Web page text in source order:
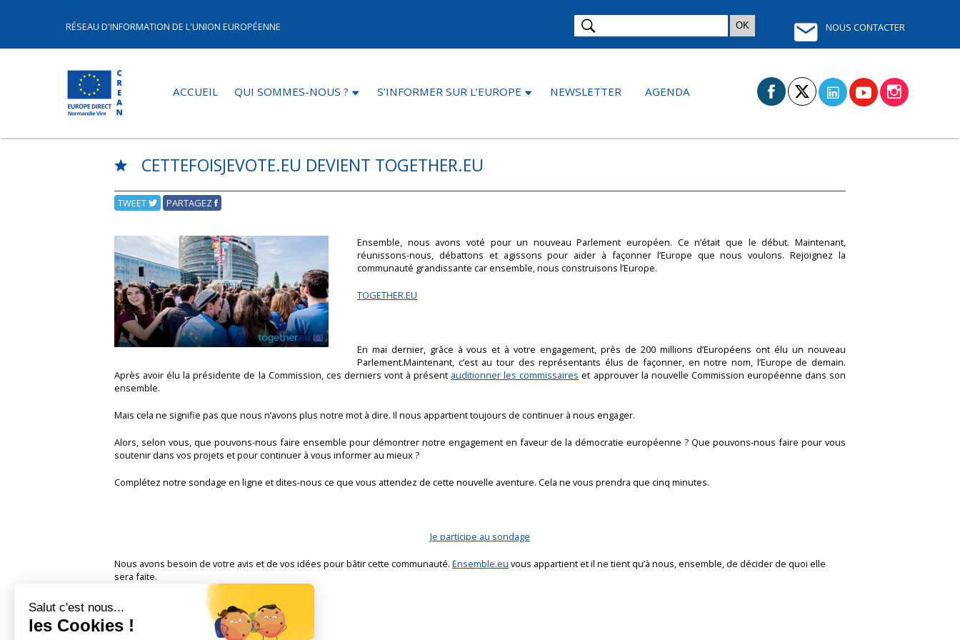
RÉSEAU D'INFORMATION DE L'UNION EUROPÉENNE NOUS CONTACTER
ACCUEIL QUI SOMMES-NOUS ? S’INFORMER SUR L’EUROPE NEWSLETTER AGENDA
CETTEFOISJEVOTE.EU DEVIENT TOGETHER.EU
TWEET PARTAGEZ
Ensemble, nous avons voté pour un nouveau Parlement européen. Ce n’était que le début. Maintenant,
réunissons-nous, débattons et agissons pour aider à façonner l’Europe que nous voulons. Rejoignez la
communauté grandissante car ensemble, nous construisons l’Europe.
TOGETHER.EU
En mai dernier, grâce à vous et à votre engagement, près de 200 millions d’Européens ont élu un nouveau
Parlement.Maintenant, c’est au tour des représentants élus de façonner, en notre nom, l’Europe de demain.
Après avoir élu la présidente de la Commission, ces derniers vont à présent auditionner les commissaires et approuver la nouvelle Commission européenne dans son
ensemble.
Mais cela ne signifie pas que nous n’avons plus notre mot à dire. Il nous appartient toujours de continuer à nous engager.
Alors, selon vous, que pouvons-nous faire ensemble pour démontrer notre engagement en faveur de la démocratie européenne ? Que pouvons-nous faire pour vous
soutenir dans vos projets et pour continuer à vous informer au mieux ?
Complétez notre sondage en ligne et dites-nous ce que vous attendez de cette nouvelle aventure. Cela ne vous prendra que cinq minutes.
Je participe au sondage
Nous avons besoin de votre avis et de vos idées pour bâtir cette communauté. Ensemble.eu vous appartient et il ne tient qu’à nous, ensemble, de décider de quoi elle
sera faite.